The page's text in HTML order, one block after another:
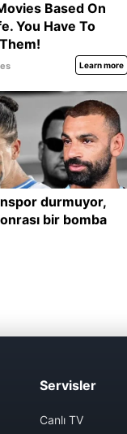
Servisler
Canlı TV